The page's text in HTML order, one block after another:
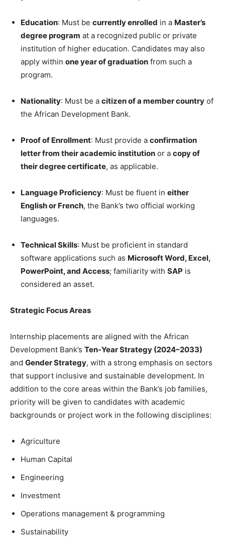
Education: Must be currently enrolled in a Master’s
degree program at a recognized public or private
institution of higher education. Candidates may also
apply within one year of graduation from such a
program.
Nationality: Must be a citizen of a member country of
the African Development Bank.
Proof of Enrollment: Must provide a confirmation
letter from their academic institution or a copy of
their degree certificate, as applicable.
Language Proficiency: Must be fluent in either
English or French, the Bank’s two official working
languages.
Technical Skills: Must be proficient in standard
software applications such as Microsoft Word, Excel,
PowerPoint, and Access; familiarity with SAP is
considered an asset.
Strategic Focus Areas
Internship placements are aligned with the African
Development Bank’s Ten-Year Strategy (2024–2033)
and Gender Strategy, with a strong emphasis on sectors
that support inclusive and sustainable development. In
addition to the core areas within the Bank’s job families,
priority will be given to candidates with academic
backgrounds or project work in the following disciplines:
Agriculture
Human Capital
Engineering
Investment
Operations management & programming
Sustainability